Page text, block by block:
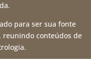
para ser sua fonte
reunindo conteúdos de